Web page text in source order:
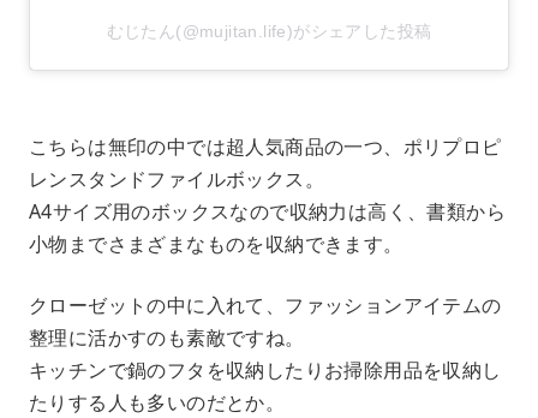
むじたん(@mujitan.life)がシェアした投稿
こちらは無印の中では超人気商品の一つ、ポリプロピ
レンスタンドファイルボックス。
A4サイズ用のボックスなので収納力は高く、書類から
小物までさまざまなものを収納できます。
クローゼットの中に入れて、ファッションアイテムの
整理に活かすのも素敵ですね。
キッチンで鍋のフタを収納したりお掃除用品を収納し
たりする人も多いのだとか。